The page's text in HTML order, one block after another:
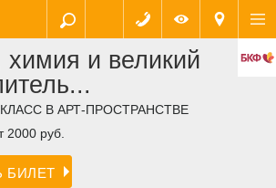
химия и великий
В АРТ-ПРОСТРАНСТВЕ
2000 руб.
БИЛЕТ